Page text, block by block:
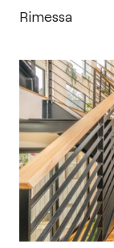
Rimessa